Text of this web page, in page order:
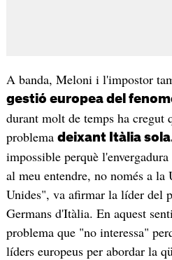
A banda, Meloni i l'impostor
gestió europea del
durant molt de temps ha cregut
problema deixant Itàlia
impossible perquè
al meu entendre, no només a
Unides", va afirmar la líder del
Germans d'Itàlia. En aquest
problema que "no interessa"
líders europeus per abordar la